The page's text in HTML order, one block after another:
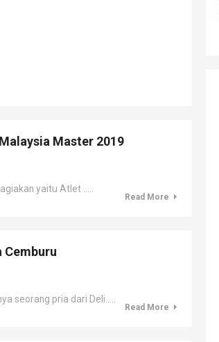
Master 2019
yaitu Atlet .....
Read More
Cemburu
seorang pria dari Deli.....
Read More